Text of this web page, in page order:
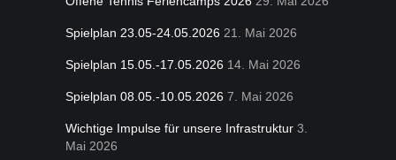
Spielplan 23.05-24.05.2026 21. Mai 2026
Spielplan 15.05.-17.05.2026 14. Mai 2026
Spielplan 08.05.-10.05.2026 7. Mai 2026
Wichtige Impulse für unsere Infrastruktur 3.
Mai 2026